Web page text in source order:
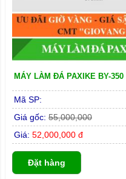
MÁY LÀM ĐÁ PAXIKE BY-350
Mã SP:
Giá gốc: 55,000,000
Giá: 52,000,000 đ
Đặt hàng